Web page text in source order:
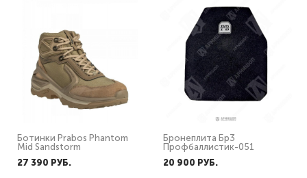
Ботинки Prabos Phantom
Mid Sandstorm
27 390 PУБ.
Бронеплита Бр3
Профбаллистик-051
20 900 PУБ.